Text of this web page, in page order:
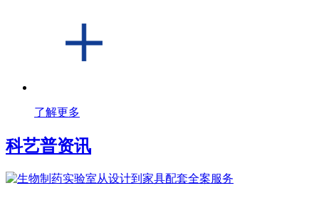
了解更多
科艺普资讯